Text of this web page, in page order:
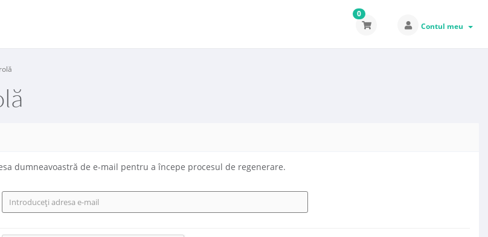
0
Contul meu
dumneavoastră de e-mail pentru a începe procesul de regenerare.